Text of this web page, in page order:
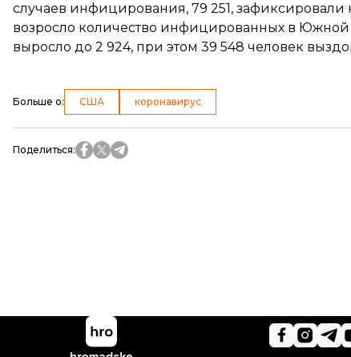
случаев инфицирования, 79 251,
возросло количество инфицированных в
выросло до 2 924, при этом 39 548 человек
Больше о: США коронавирус
Поделиться: